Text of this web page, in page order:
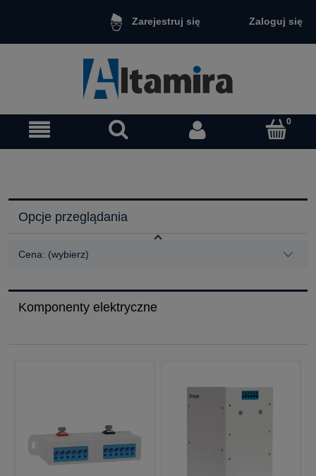
Zarejestruj się Zaloguj się
Opcje przeglądania
Cena: (wybierz)
Komponenty elektryczne